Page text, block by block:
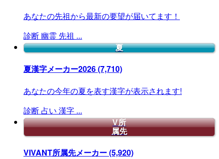
あなたの先祖から最新の要望が届いてます！
診断 幽霊 先祖 ...
夏
夏漢字メーカー2026(7,710)
あなたの今年の夏を表す漢字が表示されます!
診断 占い 漢字 ...
V所
属先
VIVANT所属先メーカー(5,920)